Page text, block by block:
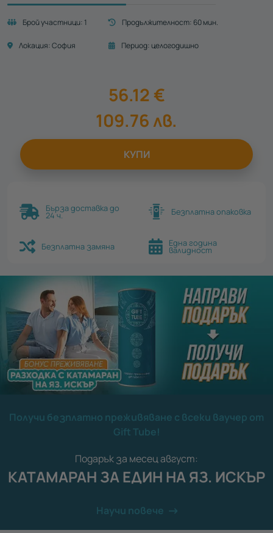
Брой участници: 1 Продължителност: 60 мин.
Локация:София Период:целогодишно
56.12 €
109.76лв.
КУПИ
Бърза доставка до
24 ч. Безплатна опаковка
Безплатна замяна Една година
валидност
Получи безплатно преживяване с всеки ваучер от
Gift Tube!
Подарък за месец август:
КАТАМАРАН ЗА ЕДИН НА ЯЗ. ИСКЪР
Научи повече